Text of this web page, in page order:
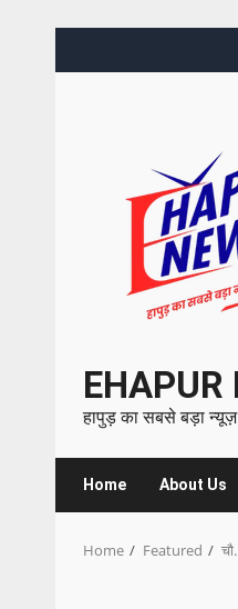
EHAPUR
हापुड़ का सबसे बड़ा
Home About Us
Home Featured